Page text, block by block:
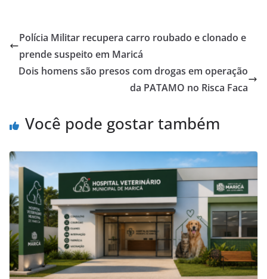
Polícia Militar recupera carro roubado e clonado e
prende suspeito em Maricá
Dois homens são presos com drogas em operação
da PATAMO no Risca Faca
Você pode gostar também